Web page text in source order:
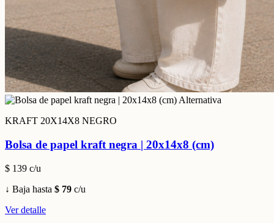
KRAFT 20X14X8 NEGRO
Bolsa de papel kraft negra | 20x14x8 (cm)
$ 139 c/u
↓ Baja hasta $ 79 c/u
Ver detalle